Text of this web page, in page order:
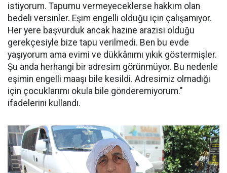
istiyorum. Tapumu vermeyeceklerse hakkım olan
bedeli versinler. Eşim engelli olduğu için çalışamıyor.
Her yere başvurduk ancak hazine arazisi olduğu
gerekçesiyle bize tapu verilmedi. Ben bu evde
yaşıyorum ama evimi ve dükkânımı yıkık göstermişler.
Şu anda herhangi bir adresim görünmüyor. Bu nedenle
eşimin engelli maaşı bile kesildi. Adresimiz olmadığı
için çocuklarımı okula bile gönderemiyorum."
ifadelerini kullandı.